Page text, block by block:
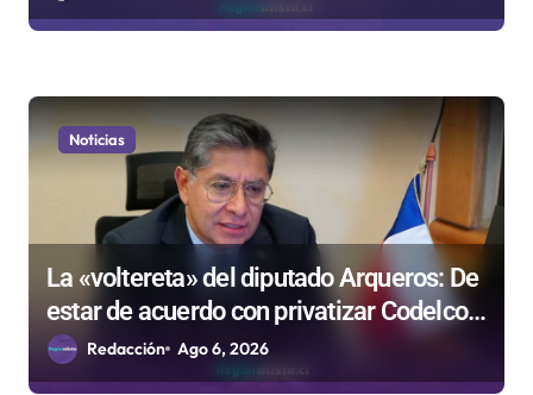
Noticias
La «voltereta» del diputado Arqueros: De
estar de acuerdo con privatizar Codelco a
defender una empresa 100% estatal
Redacción Ago 6, 2026